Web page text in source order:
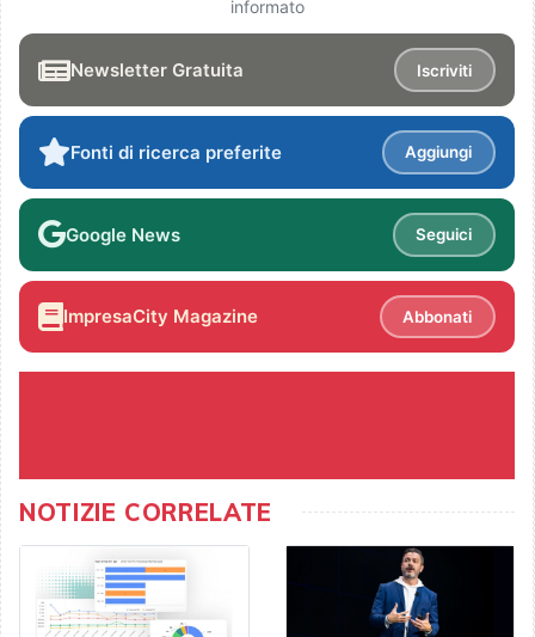
informato
Newsletter Gratuita Iscriviti
Fonti di ricerca preferite Aggiungi
Google News Seguici
ImpresaCity Magazine Abbonati
NOTIZIE CORRELATE